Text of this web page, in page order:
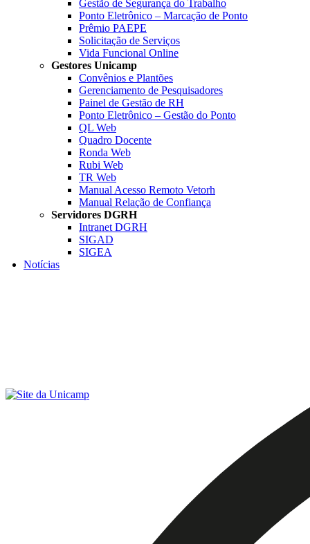
Gestão de Segurança do Trabalho
Ponto Eletrônico – Marcação de Ponto
Prêmio PAEPE
Solicitação de Serviços
Vida Funcional Online
Gestores Unicamp
Convênios e Plantões
Gerenciamento de Pesquisadores
Painel de Gestão de RH
Ponto Eletrônico – Gestão do Ponto
QL Web
Quadro Docente
Ronda Web
Rubi Web
TR Web
Manual Acesso Remoto Vetorh
Manual Relação de Confiança
Servidores DGRH
Intranet DGRH
SIGAD
SIGEA
Notícias